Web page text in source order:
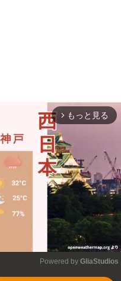
arrow_forward_ios もっと見る
Powered by GliaStudios